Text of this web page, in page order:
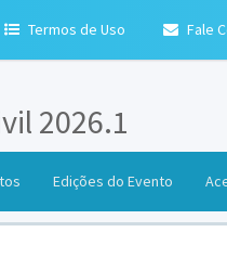
Termos de Uso Fale
2026.1
Edições do Evento